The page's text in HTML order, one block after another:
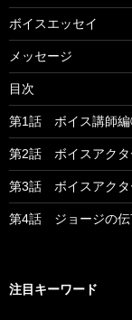
ボイスエッセイ
メッセージ
目次
第1話 ボイス講師
第2話 ボイスアク
第3話 ボイスアク
第4話 ジョージの伝
注目キーワード